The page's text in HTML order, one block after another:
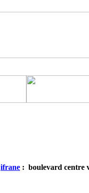
ifrane : boulevard centre